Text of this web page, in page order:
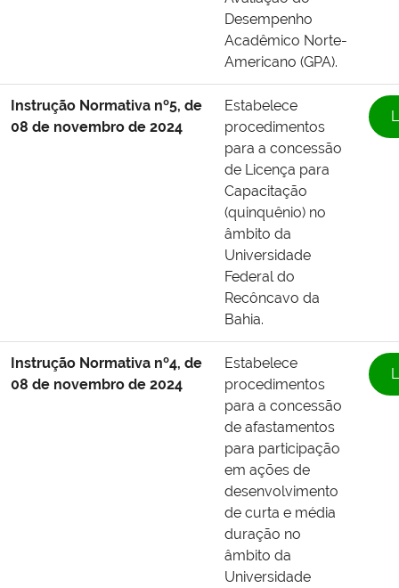
Desempenho
Acadêmico Norte-
Americano (GPA).
Instrução Normativa nº5, de
08 de novembro de 2024
Estabelece
procedimentos
para a concessão
de Licença para
Capacitação
(quinquênio) no
âmbito da
Universidade
Federal do
Recôncavo da
Bahia.
Instrução Normativa nº4, de
08 de novembro de 2024
Estabelece
procedimentos
para a concessão
de afastamentos
para participação
em ações de
desenvolvimento
de curta e média
duração no
âmbito da
Universidade